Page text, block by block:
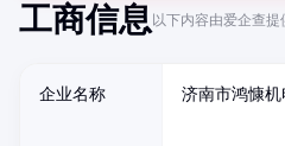
工商信息以下内容由爱企查提
企业名称 济南市鸿慷机